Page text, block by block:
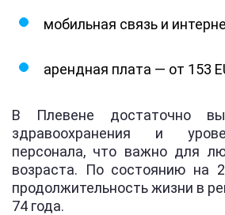
мобильная связь и
арендная плата — от 153
В Плевене достаточно
здравоохранения и
персонала, что важно для
возраста. По состоянию на
продолжительность жизни в
74 года.